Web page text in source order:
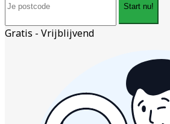
Start nu!
Gratis - Vrijblijvend